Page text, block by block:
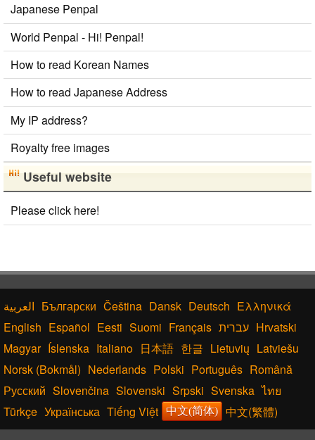
Japanese Penpal
World Penpal - Hi! Penpal!
How to read Korean Names
How to read Japanese Address
My IP address?
Royalty free images
Useful website
Please click here!
Български Čeština Dansk Deutsch Ελληνικά
English Español Eesti Suomi Français עברית Hrvatski
Magyar Íslenska Italiano 日本語 한글 Lietuvių Latviešu
Norsk (Bokmål) Nederlands Polski Português Română
Русский Slovenčina Slovenski Srpski Svenska ไทย
Türkçe Українська Tiếng Việt 中文(简体) 中文(繁體)